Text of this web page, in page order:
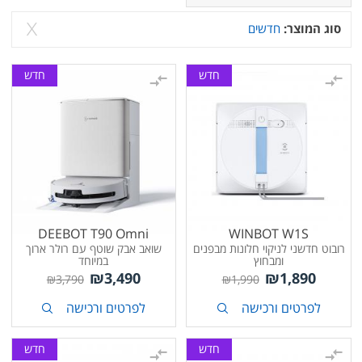
x סוג המוצר: חדשים
חדש
WINBOT W1S
רובוט חדשני לניקוי חלונות מבפנים
ומבחוץ
₪1,890
₪1,990
לפרטים ורכישה
חדש
DEEBOT T90 Omni
שואב אבק שוטף עם רולר ארוך
במיוחד
₪3,490
₪3,790
לפרטים ורכישה
חדש חדש